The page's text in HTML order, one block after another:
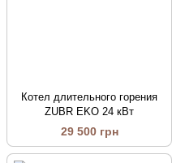
Котел длительного горения
ZUBR EKO 24 кВт
29 500 грн